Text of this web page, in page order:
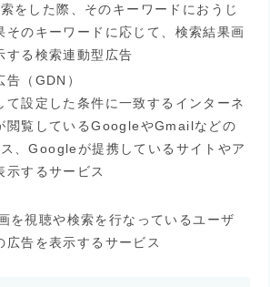
をした際、そのキーワードにおうじ
のキーワードに応じて、検索結果画
する検索連動型広告
（GDN）
て設定した条件に一致するインターネ
閲覧しているGoogleやGmailなどの
、Googleが提携しているサイトやア
示するサービス
を視聴や検索を行なっているユーザ
広告を表示するサービス